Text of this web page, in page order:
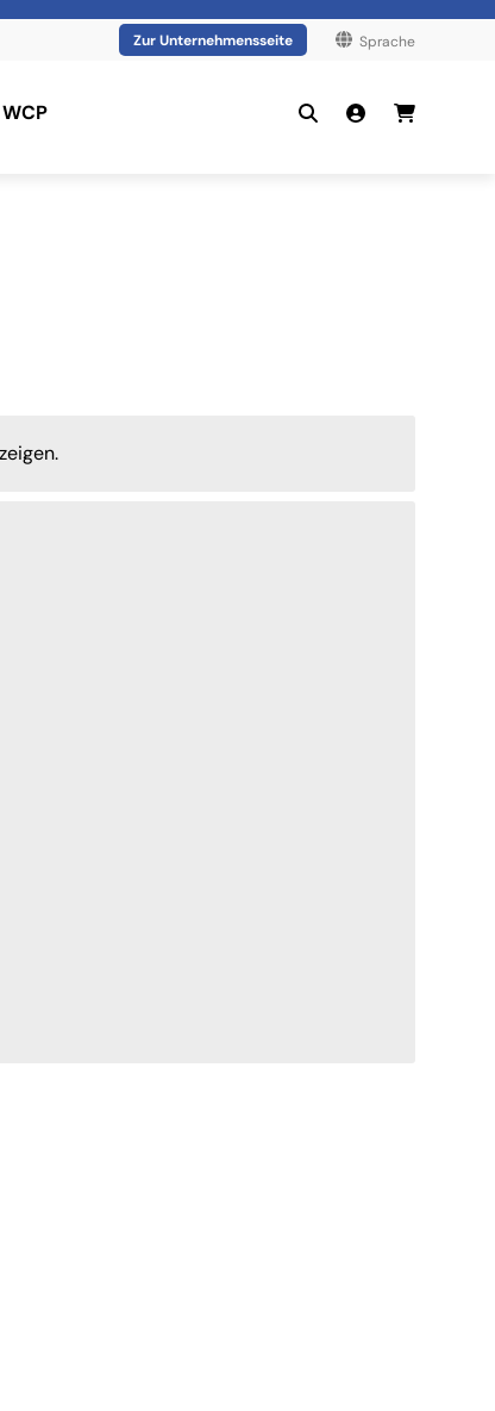
Sprache
Zur Unternehmensseite
WCP